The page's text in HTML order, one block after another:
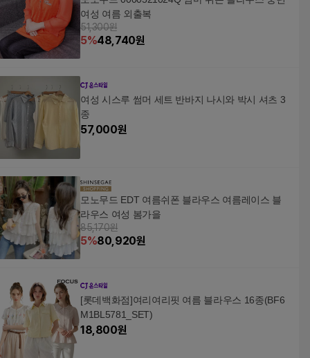
여성 여름 외출복
51,300원
5%48,740원
여성 시스루 썸머 세트 반바지 나시와 박시 셔츠 3
종
57,000원
모노무드 EDT 여름쉬폰 블라우스 여름레이스 블
라우스 여성 봄가을
85,170원
5%80,920원
[롯데백화점]여리여리핏 여름 블라우스 16종(BF6
M1BL5781_SET)
18,800원